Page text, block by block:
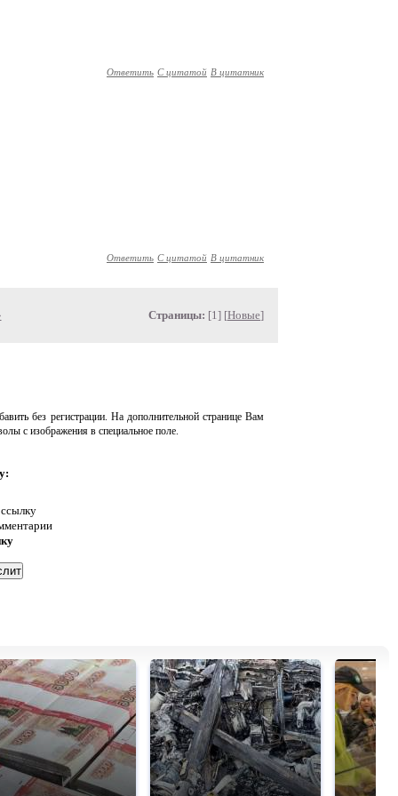
Ответить С цитатой В цитатник
Ответить С цитатой В цитатник
Страницы: [1] [Новые]
без регистрации. На дополнительной странице Вам
с изображения в специальное поле.